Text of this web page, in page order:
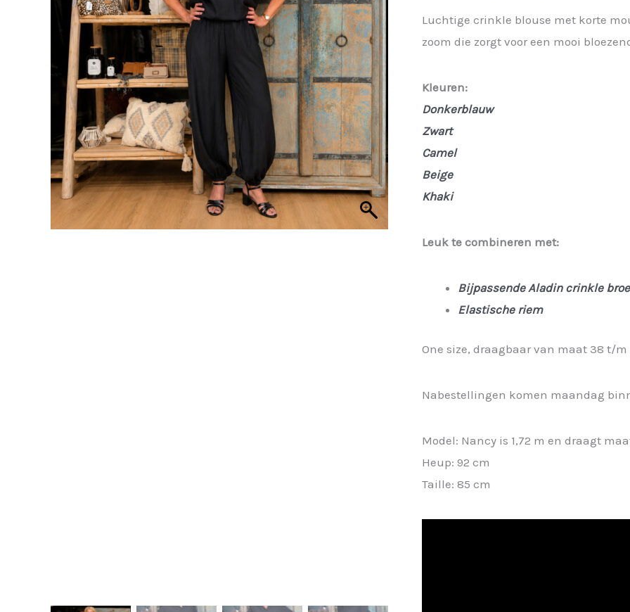
prijs
was:
prijs
Luchtige crinkle blouse met korte
zoom die zorgt voor een mooi
Kleuren:
Donkerblauw
Zwart
Camel
Beige
Khaki
Leuk te combineren met:
Bijpassende Aladin crinkle
Elastische riem
One size, draagbaar van maat 38 t/m
Nabestellingen komen maandag
Model: Nancy is 1,72 m en draagt
Heup: 92 cm
Taille: 85 cm